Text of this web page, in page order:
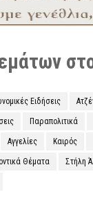
Ειδήσεις
Παραπολιτικά
Αγγελίες Καιρός
Θέματα Στήλη